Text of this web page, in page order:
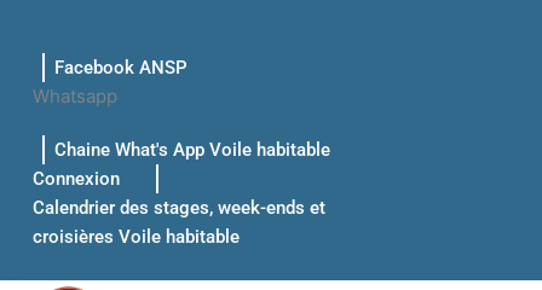
contenuFacebook ANSP
Whatsapp
Chaine What's App Voile habitable
Connexion
Calendrier des stages, week-ends et
croisières Voile habitable